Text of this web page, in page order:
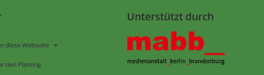
diese Webseite
den Fläming
Unterstützt durch